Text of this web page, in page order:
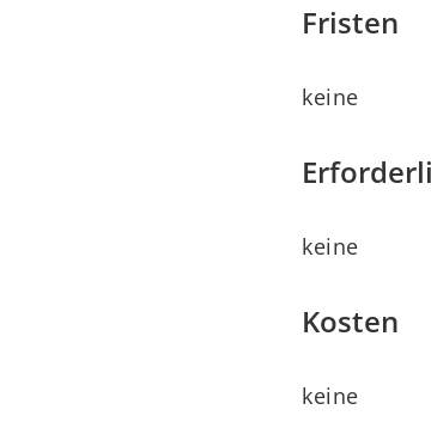
Fristen
keine
keine
Kosten
keine